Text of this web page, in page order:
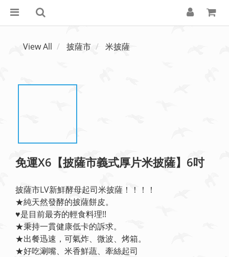
View All 披薩市 米披薩
免運X6【披薩市義式厚片米披薩】6吋
披薩市LV新鮮酵母起司米披薩！！！！
★純天然發酵的披薩餅皮。
♥️是目前最夯的輕食料理!!
★秉持一貫健康低卡的訴求。
★出餐迅速，可氣炸、微波、烤箱。
★好吃涮嘴、米香鮮蔬、牽絲起司